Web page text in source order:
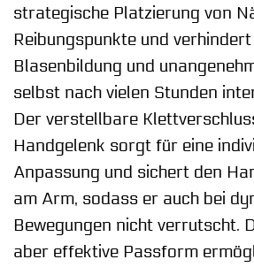
strategische Platzierung von
Reibungspunkte und
Blasenbildung und
selbst nach vielen Stunden
Der verstellbare
Handgelenk sorgt für eine
Anpassung und sichert den
am Arm, sodass er auch bei
Bewegungen nicht verrutscht.
aber effektive Passform